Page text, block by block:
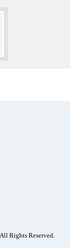
Rights Reserved.